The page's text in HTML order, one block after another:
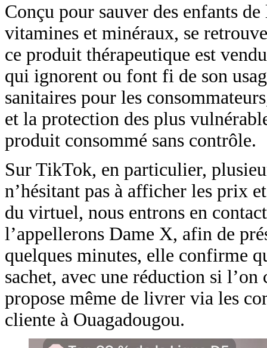
Conçu pour sauver des enfants
vitamines et minéraux, se
ce produit thérapeutique est
qui ignorent ou font fi de son
sanitaires pour les
et la protection des plus
produit consommé sans contrôle.
Sur TikTok, en particulier,
n’hésitant pas à afficher les prix
du virtuel, nous entrons en
l’appellerons Dame X, afin de
quelques minutes, elle confirme
sachet, avec une réduction si
propose même de livrer via les
cliente à Ouagadougou.